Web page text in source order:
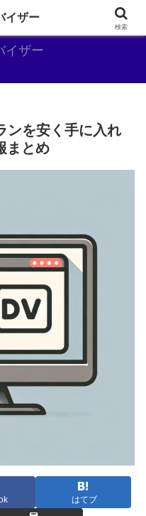
しブログ
イザー
ンを安く手に入れ
まとめ
はてブ
イザー
検索